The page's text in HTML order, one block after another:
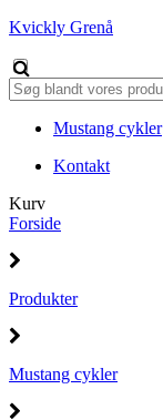
Kvickly Grenå
Mustang cykler
Kontakt
Kurv
Forside
Produkter
Mustang cykler